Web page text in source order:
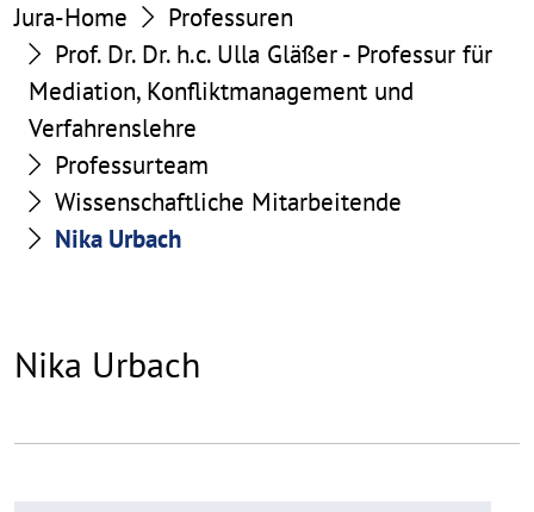
Jura-Home
Professuren
Prof. Dr. Dr. h.c. Ulla Gläßer - Professur für
Mediation, Konfliktmanagement und
Verfahrenslehre
Professurteam
Wissenschaftliche Mitarbeitende
Nika Urbach
Nika Urbach